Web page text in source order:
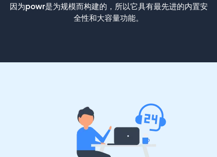
因为powr是为规模而构建的，所以它具有最先进的内置安
全性和大容量功能。